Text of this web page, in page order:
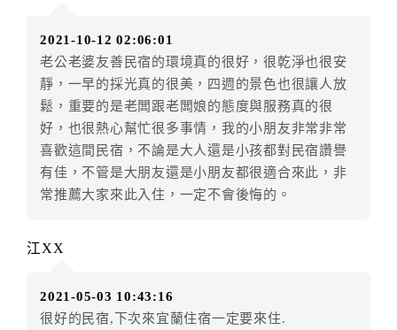
第七條（甲方解約時定金之退還）
甲方解約時，應通知乙方，並得要求乙方依下列標
準返還已繳之定金金額：
一、甲方解約通知於預定住宿日前第十四日以前到達
者，得請求乙方退還已付定金百分之百。
二、甲方解約通知於預定住宿日前第十日至第十三日到
達者，得請求乙方退還已付定金百分之七十。
三、甲方解約通知於預定住宿日前第七日至第九日到達
者，得請求乙方退還已付定金百分之四十。
者，得請求乙方退還已付定金百分之三十。
六、甲方解約通知於預定住宿日前第一日到達者，得請
2021-10-12 02:06:01
老公老婆友善民宿的環境真的很好，很乾淨也很安
靜，一早的採光真的很美，四週的景色也很讓人放
鬆，重要的是老闆跟老闆娘的態度與服務真的很
好，也很熱心幫忙很多事情，我的小朋友非常非常
喜歡這間民宿，不論是大人還是小孩都對民宿讚譽
有佳，不管是大朋友還是小朋友都很適合來此，非
常推薦大家來此入住，一定不會後悔的。
江XX
2021-05-03 10:43:16
很好的民宿,下次來宜蘭住宿一定要來住.